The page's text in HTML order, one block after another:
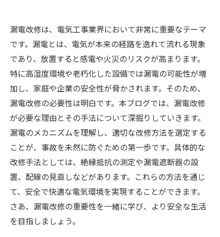
漏電改修は、電気工事業界において非常に重要なテーマ
です。漏電とは、電気が本来の経路を逸れて流れる現象
であり、放置すると感電や火災のリスクが高まります。
特に高湿度環境や老朽化した設備では漏電の可能性が増
加し、家庭や企業の安全性が脅かされます。そのため、
漏電改修の必要性は明白です。本ブログでは、漏電改修
が必要な理由とその手法について深掘りしていきます。
漏電のメカニズムを理解し、適切な改修方法を選定する
ことが、事故を未然に防ぐための第一歩です。具体的な
改修手法としては、絶縁抵抗の測定や漏電遮断器の設
置、配線の見直しなどがあります。これらの方法を通じ
て、安全で快適な電気環境を実現することができます。
さあ、漏電改修の重要性を一緒に学び、より安全な生活
を目指しましょう。